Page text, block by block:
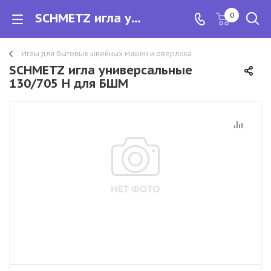
SCHMETZ игла универсальные 130/705 Н для БШМ 0
Иглы для бытовых швейных машин и оверлока
SCHMETZ игла универсальные
130/705 Н для БШМ